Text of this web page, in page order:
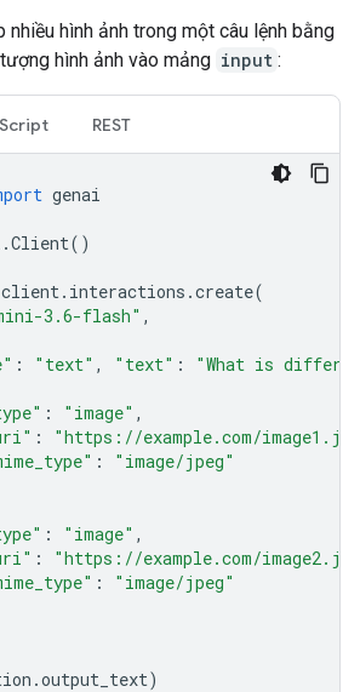
nhiều hình ảnh trong một câu lệnh bằng
hình ảnh vào mảng input :
REST
genai
.Client()
client. interactions .create(
3.6-flash" ,
: "text" , "text" :
"What is
: "image" ,
:
"https://example.com/
:
"image/jpeg"
: "image" ,
:
"https://example.com/
:
"image/jpeg"
.output_text)